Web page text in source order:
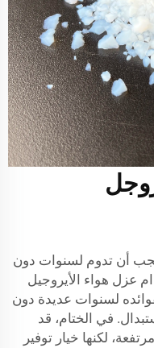
يجب أن تدوم لسنوات دون
عزل هواء الأيروجيل
لسنوات عديدة دون
في الختام، قد
لكنها خيار توفير